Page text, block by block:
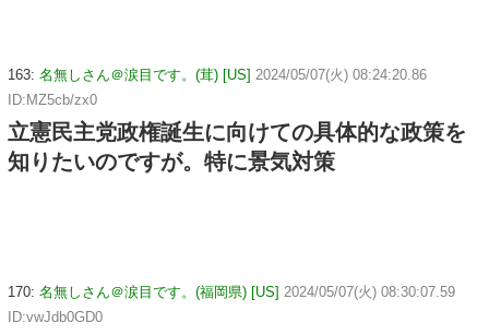
163: 名無しさん＠涙目です。(茸) [US] 2024/05/07(火) 08:24:20.86
ID:MZ5cb/zx0
立憲民主党政権誕生に向けての具体的な政策を
知りたいのですが。特に景気対策
170: 名無しさん＠涙目です。(福岡県) [US] 2024/05/07(火) 08:30:07.59
ID:vwJdb0GD0